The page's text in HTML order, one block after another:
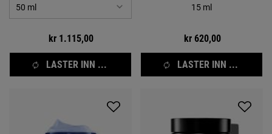
kr 1.115,00
LASTER INN ...
15 ml
kr 620,00
LASTER INN ...